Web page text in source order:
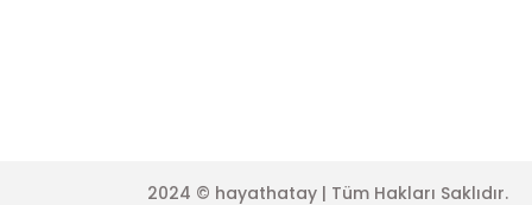
2024 © hayathatay | Tüm Hakları Saklıdır.